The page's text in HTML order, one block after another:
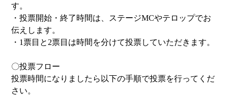
す。
・投票開始・終了時間は、ステージMCやテロップでお
伝えします。
・1票目と2票目は時間を分けて投票していただきます。
〇投票フロー
投票時間になりましたら以下の手順で投票を行ってくだ
さい。